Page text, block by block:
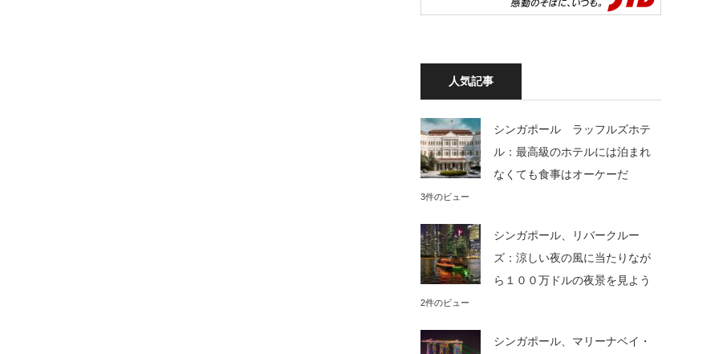
人気記事
シンガポール ラッフルズホテ
ル：最高級のホテルには泊まれ
なくても食事はオーケーだ
3件のビュー
シンガポール、リバークルー
ズ：涼しい夜の風に当たりなが
ら１００万ドルの夜景を見よう
2件のビュー
シンガポール、マリーナベイ・